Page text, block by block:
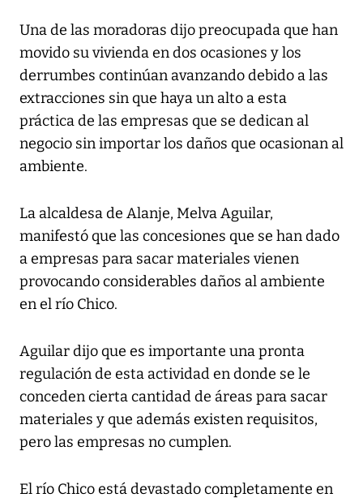
Una de las moradoras dijo preocupada que han
movido su vivienda en dos ocasiones y los
derrumbes continúan avanzando debido a las
extracciones sin que haya un alto a esta
práctica de las empresas que se dedican al
negocio sin importar los daños que ocasionan al
ambiente.
La alcaldesa de Alanje, Melva Aguilar,
manifestó que las concesiones que se han dado
a empresas para sacar materiales vienen
provocando considerables daños al ambiente
en el río Chico.
Aguilar dijo que es importante una pronta
regulación de esta actividad en donde se le
conceden cierta cantidad de áreas para sacar
materiales y que además existen requisitos,
pero las empresas no cumplen.
El río Chico está devastado completamente en